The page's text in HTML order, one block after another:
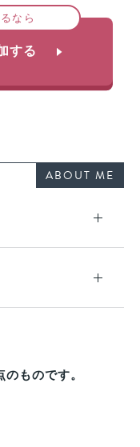
なら
する
ABOUT ME
ものです。